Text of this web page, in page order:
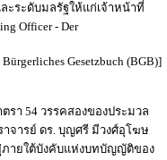
ระดับมลรัฐให้แก่เจ้าหน้าที่
Officer - Der
Gesetzbuch (BGB)]
า 54 วรรคสองของประมวล
าจารย์ ดร. บุญศรี มีวงศ์อุโฆษ
ภายใต้บังคับแห่งบทบัญญัติของ